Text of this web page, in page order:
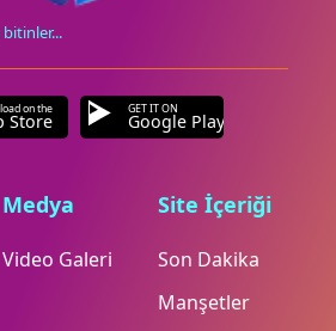
on the
Store
GET IT ON
Google Play
Medya
Video Galeri
Site İçeriği
Son Dakika
Manşetler